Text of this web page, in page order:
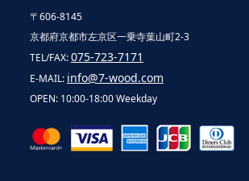
〒606-8145
京都府京都市左京区一乗寺葉山町2-3
TEL/FAX:075-723-7171
E-MAIL: info@7-wood.com
OPEN: 10:00-18:00 Weekday